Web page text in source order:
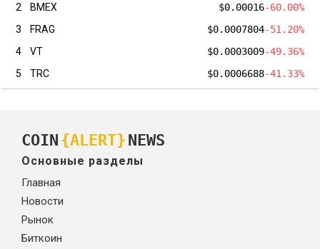
2
BMEX $0.00016-60.00%
3
FRAG $0.0007804-51.20%
4
VT $0.0003009-49.36%
5
TRC $0.0006688-41.33%
COIN {ALERT} NEWS
Основные разделы
Главная
Новости
Рынок
Биткоин